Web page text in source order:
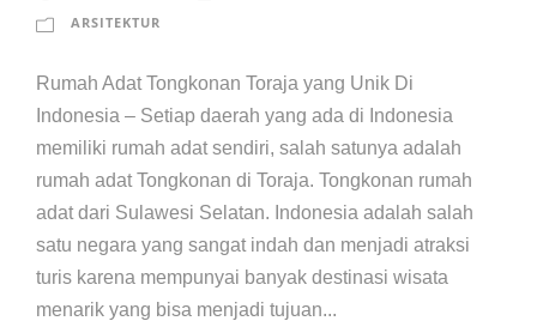
ARSITEKTUR
Rumah Adat Tongkonan Toraja yang Unik Di
Indonesia – Setiap daerah yang ada di Indonesia
memiliki rumah adat sendiri, salah satunya adalah
rumah adat Tongkonan di Toraja. Tongkonan rumah
adat dari Sulawesi Selatan. Indonesia adalah salah
satu negara yang sangat indah dan menjadi atraksi
turis karena mempunyai banyak destinasi wisata
menarik yang bisa menjadi tujuan...